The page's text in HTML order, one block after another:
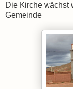
Die Kirche wächst
Gemeinde